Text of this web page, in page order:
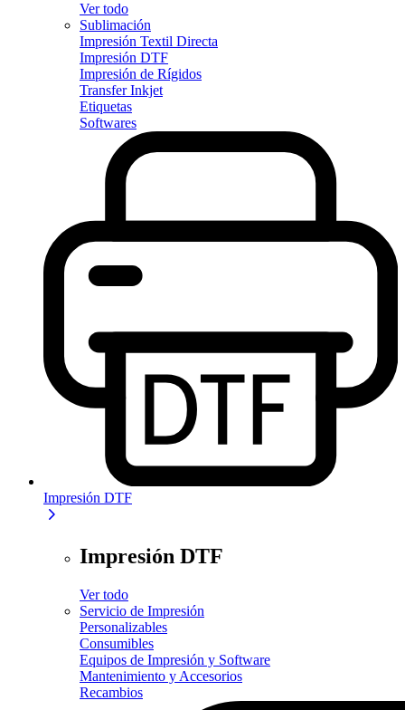
Ver todo
Sublimación
Impresión Textil Directa
Impresión DTF
Impresión de Rígidos
Transfer Inkjet
Etiquetas
Softwares
Impresión DTF
Impresión DTF
Ver todo
Servicio de Impresión
Personalizables
Consumibles
Equipos de Impresión y Software
Mantenimiento y Accesorios
Recambios